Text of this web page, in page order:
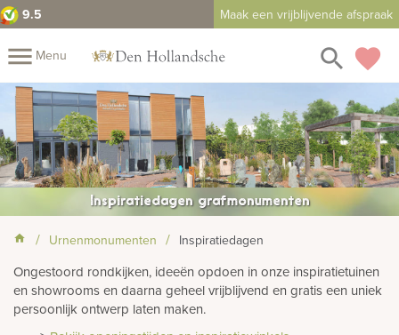
9.5 Maak een vrijblijvende afspraak
menu Menu favorite
Mijn
Fotomap
search
close
Home
Assortiment
Urnen
Fotoboek
Informatie
Prijzen
Over
ons
Winkels Contact
Bekijk
ook:
Inspiratiedagen grafmonumenten
Urnenmonumenten Inspiratiedagen
Ongestoord rondkijken, ideeën opdoen in onze inspiratietuinen
en showrooms en daarna geheel vrijblijvend en gratis een uniek
persoonlijk ontwerp laten maken.